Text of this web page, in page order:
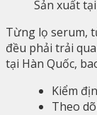
Sản xuất
Từng lọ serum,
đều phải trải qua
tại Hàn Quốc,
Kiểm
Theo